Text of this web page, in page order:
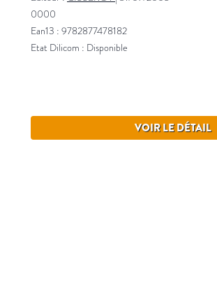
0000
Ean13 : 9782877478182
Etat Dilicom : Disponible
VOIR LE DÉTAIL